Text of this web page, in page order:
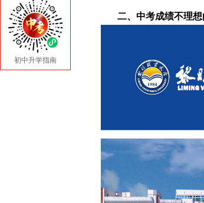
二、中考成绩不理
初中升学指南